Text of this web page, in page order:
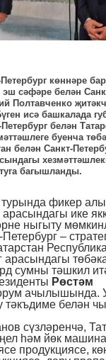
көннәре
эш сәфәре белән
Полтавченко
исә башкалада
белән
буенча
белән Санкт-
багышланды.
фикер
арасындагы ике
ныгыту
–
арасындагы
сумны тәшкил
Рөстәм
ачылышында.
тәкъдиме белән
сүзләренчә,
һәм йөк
продукциясе,